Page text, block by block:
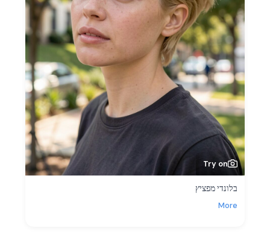
Try on
בלונדי מפציץ
More